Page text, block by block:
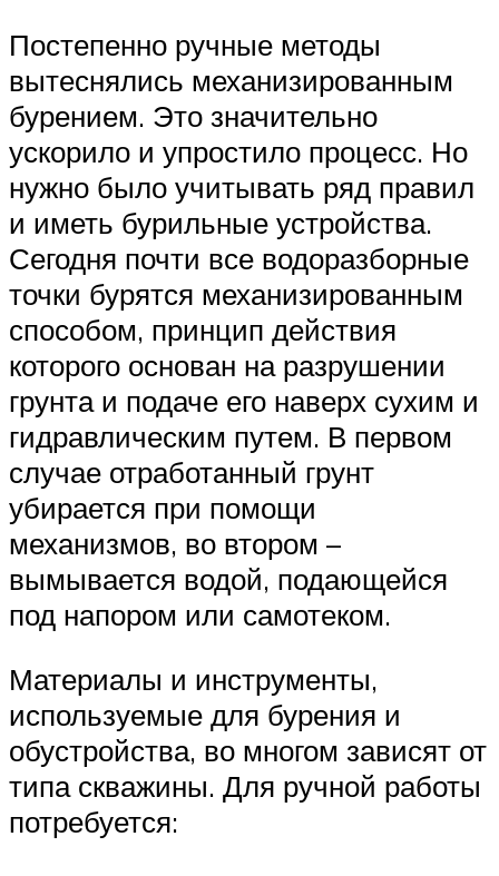
Постепенно ручные методы
вытеснялись механизированным
бурением. Это значительно
ускорило и упростило процесс. Но
нужно было учитывать ряд правил
и иметь бурильные устройства.
Сегодня почти все водоразборные
точки бурятся механизированным
способом, принцип действия
которого основан на разрушении
грунта и подаче его наверх сухим и
гидравлическим путем. В первом
случае отработанный грунт
убирается при помощи
механизмов, во втором –
вымывается водой, подающейся
под напором или самотеком.
Материалы и инструменты,
используемые для бурения и
обустройства, во многом зависят от
типа скважины. Для ручной работы
потребуется: